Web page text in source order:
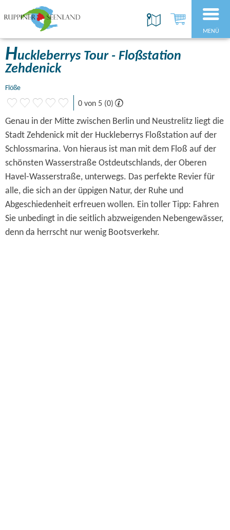
MENÜ
Huckleberrys Tour - Floßstation
Zehdenick
Flöße
0 von 5 (0)
Genau in der Mitte zwischen Berlin und Neustrelitz liegt die
Stadt Zehdenick mit der Huckleberrys Floßstation auf der
Schlossmarina. Von hieraus ist man mit dem Floß auf der
schönsten Wasserstraße Ostdeutschlands, der Oberen
Havel-Wasserstraße, unterwegs. Das perfekte Revier für
alle, die sich an der üppigen Natur, der Ruhe und
Abgeschiedenheit erfreuen wollen. Ein toller Tipp: Fahren
Sie unbedingt in die seitlich abzweigenden Nebengewässer,
denn da herrscht nur wenig Bootsverkehr.